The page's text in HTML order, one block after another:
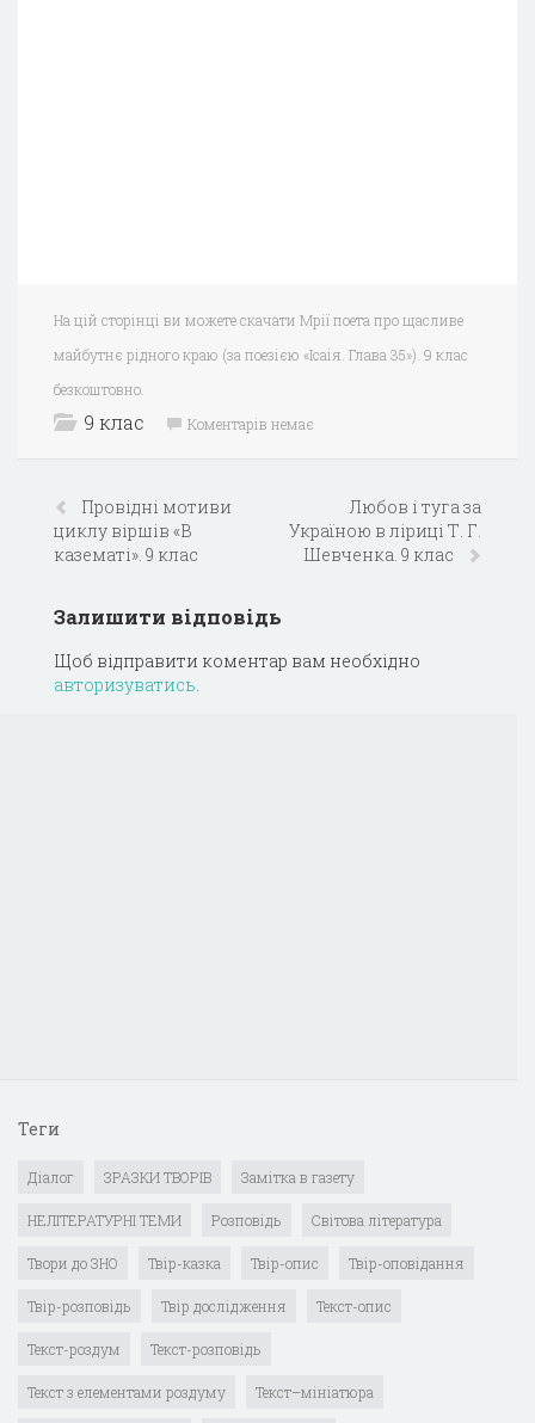
На цій сторінці ви можете скачати Мрії поета про щасливе
майбутнє рідного краю (за поезією «Ісаія. Глава 35»). 9 клас
безкоштовно.
9 клас Коментарів немає
Провідні мотиви
циклу віршів «В
казематі». 9 клас
Любов і туга за
Україною в ліриці Т. Г.
Шевченка. 9 клас
Залишити відповідь
Щоб відправити коментар вам необхідно
авторизуватись.
Теги
Діалог ЗРАЗКИ ТВОРІВ Замітка в газету
НЕЛІТЕРАТУРНІ ТЕМИ Розповідь Світова література
Твори до ЗНО Твір-казка Твір-опис Твір-оповідання
Твір-розповідь Твір дослідження Текст-опис
Текст-роздум Текст-розповідь
Текст з елементами роздуму Текст–мініатюра